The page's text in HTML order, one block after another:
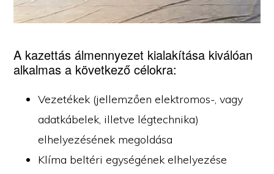
A kazettás álmennyezet kialakítása kiválóan
alkalmas a következő célokra:
Vezetékek (jellemzően elektromos-, vagy
adatkábelek, illetve légtechnika)
elhelyezésének megoldása
Klíma beltéri egységének elhelyezése